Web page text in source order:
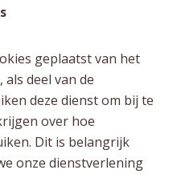
geplaatst van het
deel van de
deze dienst om bij te
over hoe
Dit is belangrijk
onze dienstverlening